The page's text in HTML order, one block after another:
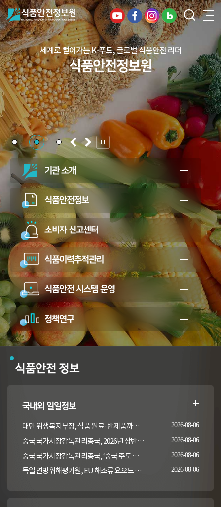
건강하고 안전한 식생활, 일상의 행복을
든든하게 지키는 식품안전 지킴이
식품안전정보원
세계로 뻗어가는 K-푸드, 글로벌 식품안전 리더
식품안전정보원
기관 소개
식품안전정보
소비자 신고센터
식품이력추적관리
식품안전 시스템 운영
정책연구
식품안전 정보
국내외 일일정보
대만 위생복지부장, 식품 원료·반제품까지 이상 통보 의무 확대 추진 2026-08-06
중국 국가시장감독관리총국, 2026년 상반기 시장감독관리부서 식품안전 감독 샘플검사 현황 통보 2026-08-06
중국 국가시장감독관리총국, ‘중국 주도 동물용의약품 잔류 검사방법 국제표준 2건' 발표 2026-08-06
독일 연방위해평가원, EU 해조류 요오드 최대허용기준 도입안 평가... 요오드 함량 표시 및 경고문 권고 2026-08-06